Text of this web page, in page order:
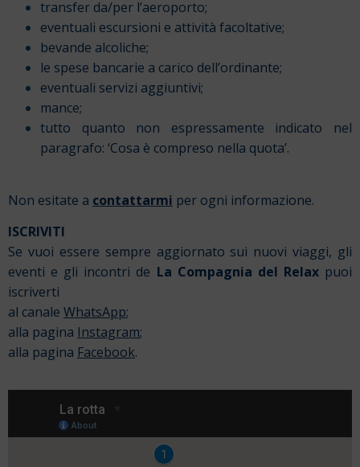
transfer da/per l’aeroporto;
eventuali escursioni e attività facoltative;
bevande alcoliche;
le spese bancarie a carico dell’ordinante;
eventuali servizi aggiuntivi;
mance;
tutto quanto non espressamente indicato nel
paragrafo: ‘Cosa è compreso nella quota’.
Non esitate a contattarmi per ogni informazione.
ISCRIVITI
Se vuoi essere sempre aggiornato sui nuovi viaggi, gli
eventi e gli incontri de La Compagnia del Relax puoi
iscriverti
al canale WhatsApp;
alla pagina Instagram;
alla pagina Facebook.